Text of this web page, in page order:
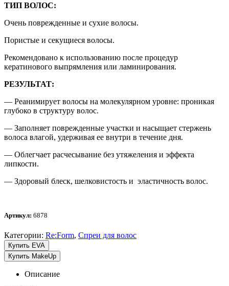
ТИП ВОЛОС:
Очень поврежденные и сухие волосы.
Пористые и секущиеся волосы.
Рекомендовано к использованию после процедур
кератинового выпрямления или ламинирования.
РЕЗУЛЬТАТ:
— Реанимирует волосы на молекулярном уровне: проникая
глубоко в структуру волос.
— Заполняет поврежденные участки и насыщает стержень
волоса влагой, удерживая ее внутри в течение дня.
— Облегчает расчесывание без утяжеления и эффекта
липкости.
— Здоровый блеск, шелковистость и эластичность волос.
Артикул: 6878
Категории: Re:Form, Спреи для волос
Купить EVA
Купить MakeUp
Описание